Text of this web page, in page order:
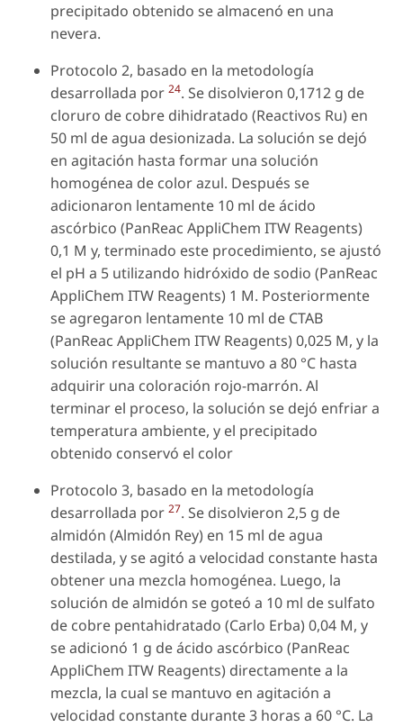
precipitado obtenido se almacenó en una
nevera.
Protocolo 2, basado en la metodología
desarrollada por 24. Se disolvieron 0,1712 g de
cloruro de cobre dihidratado (Reactivos Ru) en
50 ml de agua desionizada. La solución se dejó
en agitación hasta formar una solución
homogénea de color azul. Después se
adicionaron lentamente 10 ml de ácido
ascórbico (PanReac AppliChem ITW Reagents)
0,1 M y, terminado este procedimiento, se ajustó
el pH a 5 utilizando hidróxido de sodio (PanReac
AppliChem ITW Reagents) 1 M. Posteriormente
se agregaron lentamente 10 ml de CTAB
(PanReac AppliChem ITW Reagents) 0,025 M, y la
solución resultante se mantuvo a 80 °C hasta
adquirir una coloración rojo-marrón. Al
terminar el proceso, la solución se dejó enfriar a
temperatura ambiente, y el precipitado
obtenido conservó el color
Protocolo 3, basado en la metodología
desarrollada por 27. Se disolvieron 2,5 g de
almidón (Almidón Rey) en 15 ml de agua
destilada, y se agitó a velocidad constante hasta
obtener una mezcla homogénea. Luego, la
solución de almidón se goteó a 10 ml de sulfato
de cobre pentahidratado (Carlo Erba) 0,04 M, y
se adicionó 1 g de ácido ascórbico (PanReac
AppliChem ITW Reagents) directamente a la
mezcla, la cual se mantuvo en agitación a
velocidad constante durante 3 horas a 60 °C. La